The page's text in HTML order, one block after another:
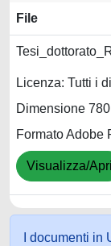
File
Licenza: Tutti i
Dimensione
Formato Adobe
Visualizza/Apri
I documenti